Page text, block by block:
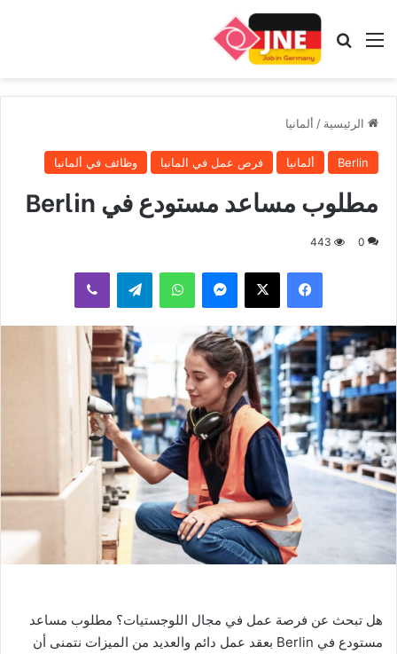
القائمة بحث عن
الرئيسية / ألمانيا
Berlin ألمانيا فرص عمل في المانيا وظائف في ألمانيا
مطلوب مساعد مستودع في Berlin
0
443
فيسبوك واتساب
هل تبحث عن فرصة عمل في مجال اللوجستيات؟ مطلوب مساعد
مستودع في Berlin بعقد عمل دائم والعديد من الميزات نتمنى أن